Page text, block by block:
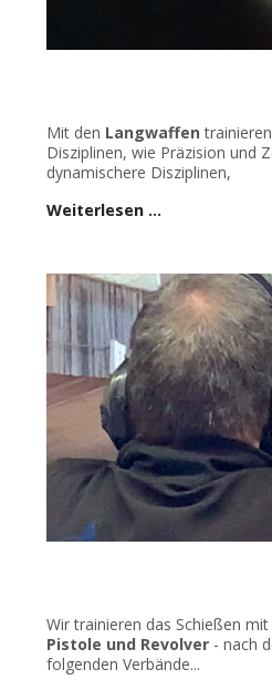
Mit den Langwaffen
Disziplinen, wie Präzision und
dynamischere Disziplinen,
Weiterlesen …
Wir trainieren das Schießen
Pistole und Revolver - nach
folgenden Verbände...